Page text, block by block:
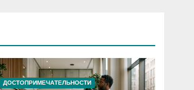
ДОСТОПРИМЕЧАТЕЛЬНОСТИ